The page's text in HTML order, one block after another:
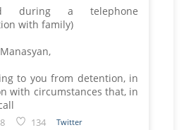
during a telephone
with family)
to you from detention, in
with circumstances that, in
134 Twitter